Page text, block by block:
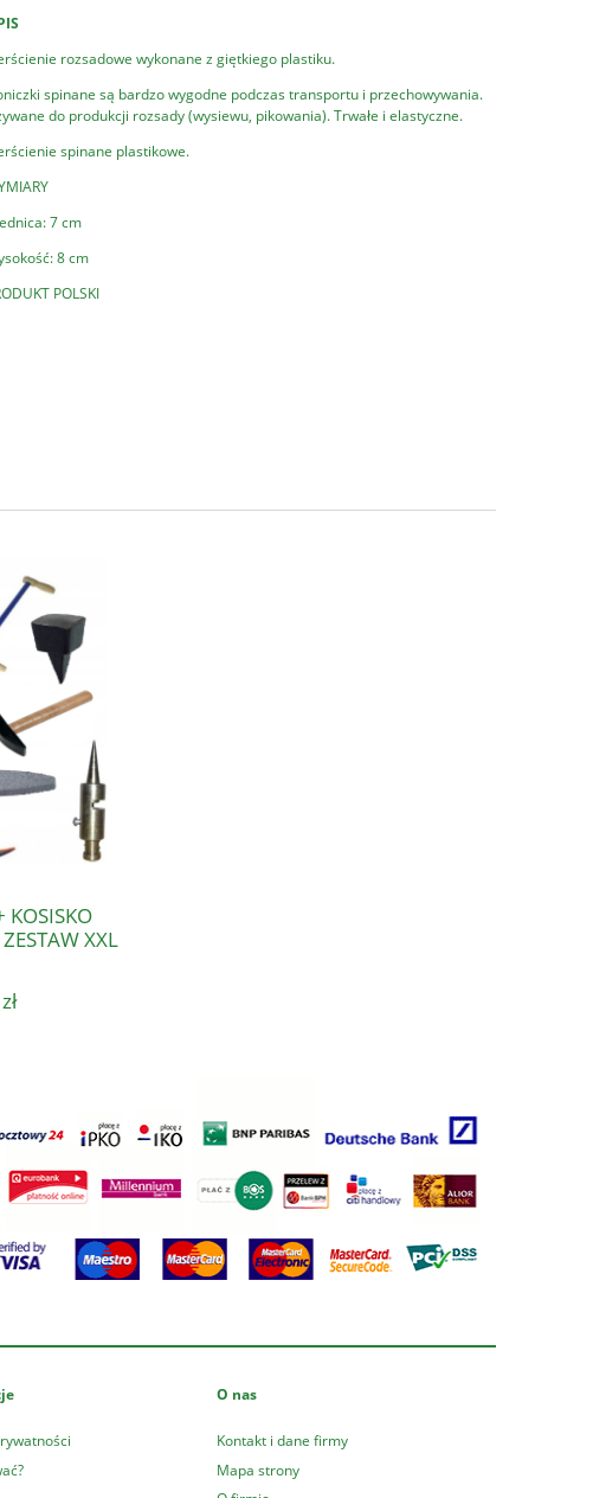
rozsadowe wykonane z giętkiego plastiku.
spinane są bardzo wygodne podczas transportu i przechowywania.
do produkcji rozsady (wysiewu, pikowania). Trwałe i elastyczne.
spinane plastikowe.
7 cm
8 cm
POLSKI
KOSISKO
XXL
O nas
Kontakt i dane firmy
Mapa strony